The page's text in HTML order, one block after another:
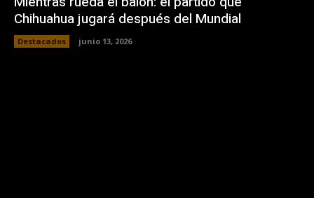
Chihuahua jugará después del Mundial
Destacados junio 13, 2026